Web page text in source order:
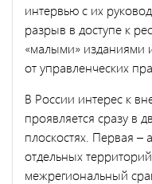
интервью с их
разрыв в доступе к
«малыми» изданиями
от управленческих
В России интерес к
проявляется сразу в
плоскостях. Первая –
отдельных
межрегиональный